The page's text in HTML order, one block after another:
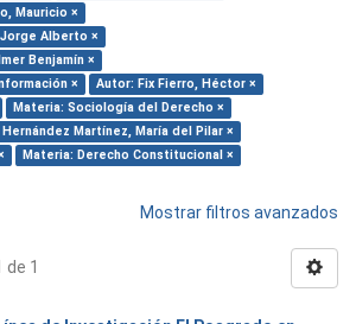
Mauricio ×
Alberto ×
Benjamín ×
×
Autor: Fix Fierro, Héctor ×
Materia: Sociología del Derecho ×
Martínez, María del Pilar ×
Materia: Derecho Constitucional ×
Mostrar filtros avanzados
1